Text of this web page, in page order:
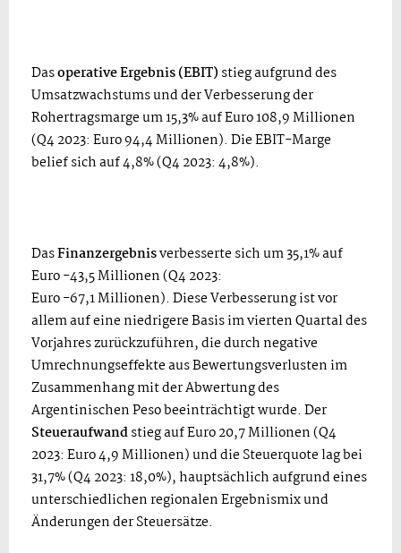
Dasoperative Ergebnis (EBIT)stieg aufgrund des
Umsatzwachstums und der Verbesserung der
Rohertragsmarge um 15,3% auf Euro 108,9 Millionen
(Q4 2023: Euro 94,4 Millionen). Die EBIT-Marge
belief sich auf 4,8% (Q4 2023: 4,8%).
DasFinanzergebnisverbesserte sich um 35,1% auf
Euro -43,5 Millionen (Q4 2023:
Euro -67,1 Millionen). Diese Verbesserung ist vor
allem auf eine niedrigere Basis im vierten Quartal des
Vorjahres zurückzuführen, die durch negative
Umrechnungseffekte aus Bewertungsverlusten im
Zusammenhang mit der Abwertung des
Argentinischen Peso beeinträchtigt wurde. Der
Steueraufwandstieg auf Euro 20,7 Millionen (Q4
2023: Euro 4,9 Millionen) und die Steuerquote lag bei
31,7% (Q4 2023: 18,0%), hauptsächlich aufgrund eines
unterschiedlichen regionalen Ergebnismix und
Änderungen der Steuersätze.